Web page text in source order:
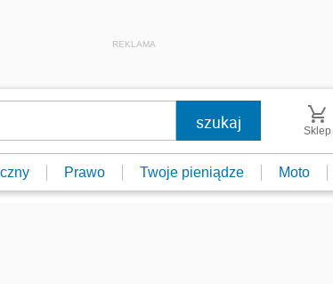
REKLAMA
Sklep
Prawo Twoje pieniądze Moto